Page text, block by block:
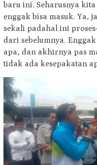
baru ini. Seharusnya
enggak bisa masuk. Ya,
sekali padahal ini
dari sebelumnya.
apa, dan akhirnya pas
tidak ada kesepakatan